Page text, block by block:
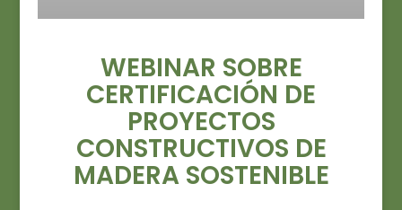
WEBINAR SOBRE
CERTIFICACIÓN DE
PROYECTOS
CONSTRUCTIVOS DE
MADERA SOSTENIBLE